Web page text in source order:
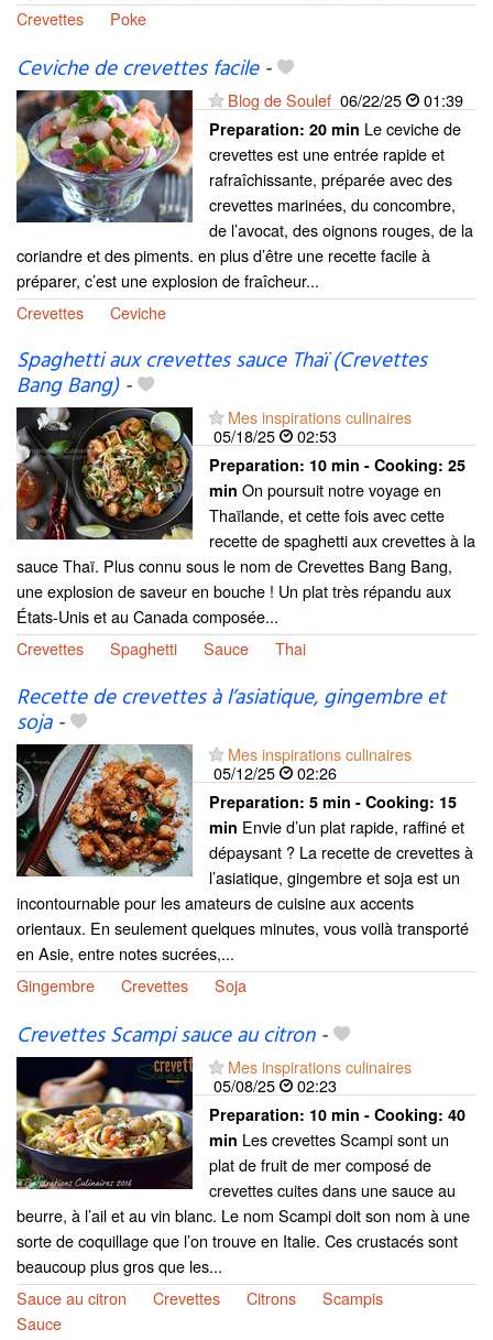
Crevettes
Poke
Ceviche de crevettes facile-
Blog de Soulef 06/22/25 01:39
Preparation: 20 min Le ceviche de
crevettes est une entrée rapide et
rafraîchissante, préparée avec des
crevettes marinées, du concombre,
de l’avocat, des oignons rouges, de la
coriandre et des piments. en plus d’être une recette facile à
préparer, c’est une explosion de fraîcheur...
Crevettes
Ceviche
Spaghetti aux crevettes sauce Thaï (Crevettes
Bang Bang)-
Mes inspirations culinaires
05/18/25
02:53
Preparation: 10 min - Cooking: 25
min On poursuit notre voyage en
Thaïlande, et cette fois avec cette
recette de spaghetti aux crevettes à la
sauce Thaï. Plus connu sous le nom de Crevettes Bang Bang,
une explosion de saveur en bouche ! Un plat très répandu aux
États-Unis et au Canada composée...
Crevettes
Spaghetti Sauce Thai
Recette de crevettes à l’asiatique, gingembre et
soja-
Mes inspirations culinaires
05/12/25
02:26
Preparation: 5 min - Cooking: 15
min Envie d’un plat rapide, raffiné et
dépaysant ? La recette de crevettes à
l’asiatique, gingembre et soja est un
incontournable pour les amateurs de cuisine aux accents
orientaux. En seulement quelques minutes, vous voilà transporté
en Asie, entre notes sucrées,...
Gingembre
Crevettes Soja
Crevettes Scampi sauce au citron-
Mes inspirations culinaires
05/08/25
02:23
Preparation: 10 min - Cooking: 40
min Les crevettes Scampi sont un
plat de fruit de mer composé de
crevettes cuites dans une sauce au
beurre, à l’ail et au vin blanc. Le nom Scampi doit son nom à une
sorte de coquillage que l’on trouve en Italie. Ces crustacés sont
beaucoup plus gros que les...
Sauce au citron
Crevettes Citrons
Scampis
Sauce